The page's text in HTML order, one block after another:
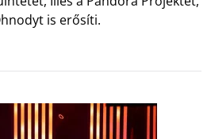
is erősíti.